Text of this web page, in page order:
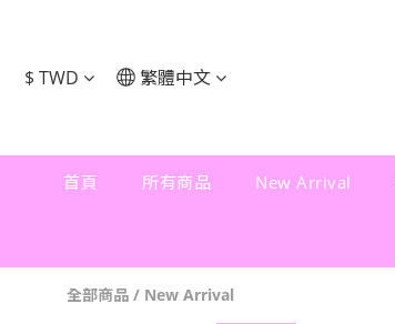
$ TWD 繁體中文
首頁 所有商品 New Arrival
全部商品 / New Arrival